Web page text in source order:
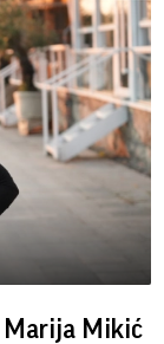
Marija Mikić